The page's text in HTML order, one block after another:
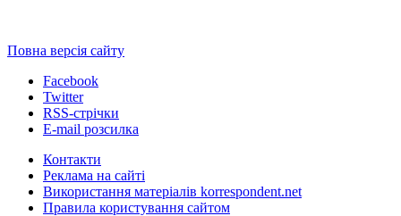
Повна версія сайту
Facebook
Twitter
RSS-стрічки
E-mail розсилка
Контакти
Реклама на сайті
Використання матеріалів korrespondent.net
Правила користування сайтом